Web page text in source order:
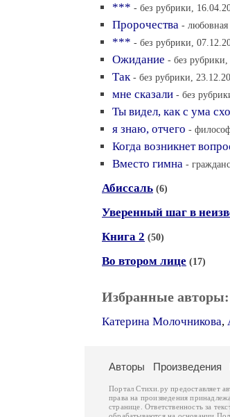
*** - без рубрики,
Пророчества - любовная
*** - без рубрики,
Ожидание - без
Так - без рубрики,
мне сказали - без
Ты видел, как с ума
я знаю, отчего -
Когда возникнет
Вместо гимна -
Абиссаль (6)
Уверенный шаг в
Книга 2 (50)
Во втором лице (17)
Избранные авторы:
Катерина Молочникова,
Авторы Произведения
Портал Стихи.ру предоставляет
права на произведения
странице. Ответственность за